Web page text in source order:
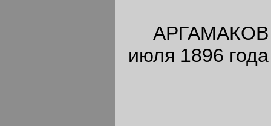
АРГАМАКОВ
июля 1896